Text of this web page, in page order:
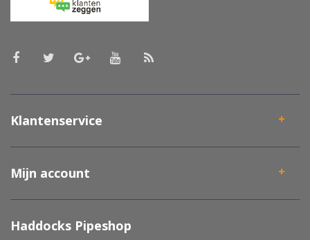
Klantenservice
Mijn account
Haddocks Pipeshop